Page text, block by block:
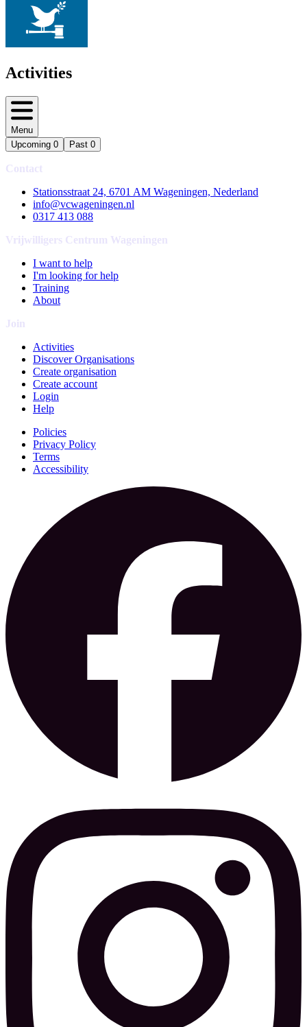
Activities
Menu
Upcoming 0 Past 0
Contact
Stationsstraat 24, 6701 AM Wageningen, Nederland
info@vcwageningen.nl
0317 413 088
Vrijwilligers Centrum Wageningen
I want to help
I'm looking for help
Training
About
Join
Activities
Discover Organisations
Create organisation
Create account
Login
Help
Policies
Privacy Policy
Terms
Accessibility